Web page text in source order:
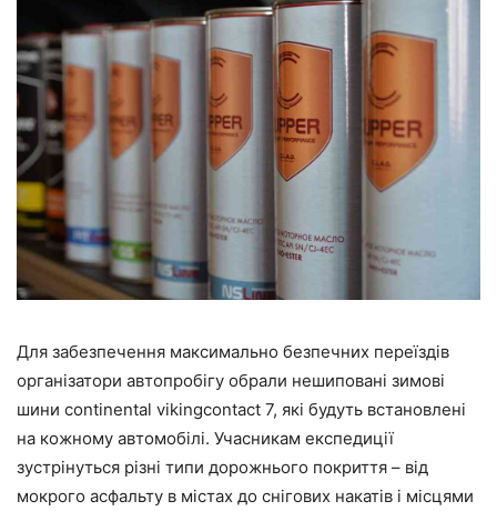
Для забезпечення максимально безпечних переїздів
організатори автопробігу обрали нешиповані зимові
шини continental vikingcontact 7, які будуть встановлені
на кожному автомобілі. Учасникам експедиції
зустрінуться різні типи дорожнього покриття – від
мокрого асфальту в містах до снігових накатів і місцями